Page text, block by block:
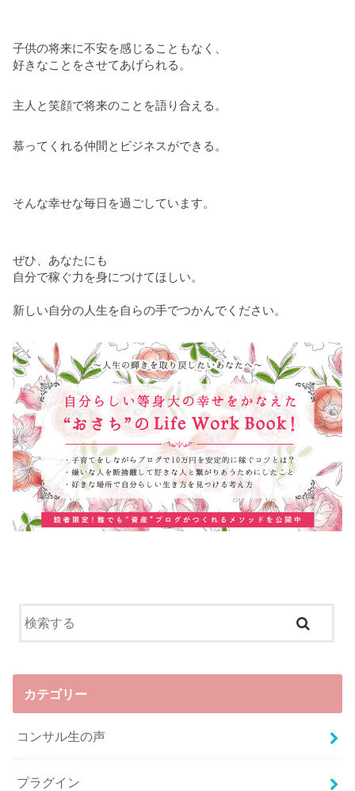
子供の将来に不安を感じることもなく、
好きなことをさせてあげられる。
主人と笑顔で将来のことを語り合える。
慕ってくれる仲間とビジネスができる。
そんな幸せな毎日を過ごしています。
ぜひ、あなたにも
自分で稼ぐ力を身につけてほしい。
新しい自分の人生を自らの手でつかんでください。
カテゴリー
コンサル生の声
プラグイン